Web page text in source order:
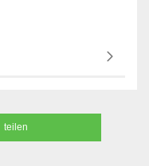
teilen